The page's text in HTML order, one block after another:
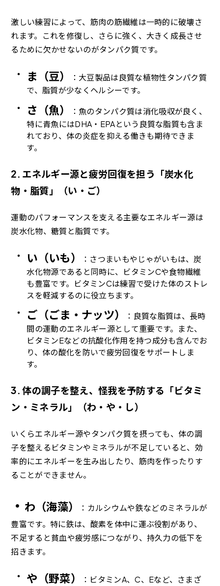
激しい練習によって、筋肉の筋繊維は一時的に破壊さ
れます。これを修復し、さらに強く、大きく成長させ
るために欠かせないのがタンパク質です。
ま（豆）
：大豆製品は良質な植物性タンパク質
で、脂質が少なくヘルシーです。
さ（魚）
：魚のタンパク質は消化吸収が良く、
特に青魚にはDHA・EPAという良質な脂質も含ま
れており、体の炎症を抑える働きも期待できま
す。
2. エネルギー源と疲労回復を担う「炭水化
物・脂質」（い・ご）
運動のパフォーマンスを支える主要なエネルギー源は
炭水化物、糖質と脂質です。
い（いも）
：さつまいもやじゃがいもは、炭
水化物源であると同時に、ビタミンCや食物繊維
も豊富です。ビタミンCは練習で受けた体のストレ
スを軽減するのに役立ちます。
ご（ごま・ナッツ）
：良質な脂質は、長時
間の運動のエネルギー源として重要です。また、
ビタミンEなどの抗酸化作用を持つ成分も含んでお
り、体の酸化を防いで疲労回復をサポートしま
す。
3. 体の調子を整え、怪我を予防する「ビタミ
ン・ミネラル」（わ・や・し）
いくらエネルギー源やタンパク質を摂っても、体の調
子を整えるビタミンやミネラルが不足していると、効
率的にエネルギーを生み出したり、筋肉を作ったりす
ることができません。
・ わ（海藻）
：カルシウムや鉄などのミネラルが
豊富です。特に鉄は、酸素を体中に運ぶ役割があり、
不足すると貧血や疲労感につながり、持久力の低下を
招きます。
や（野菜）
：ビタミンA、C、Eなど、さまざ